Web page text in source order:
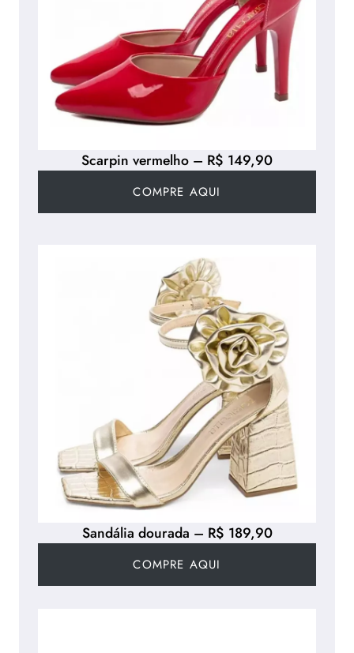
Sandália dourada – R$ 189,90
COMPRE AQUI
Scarpin vermelho – R$ 149,90
COMPRE AQUI